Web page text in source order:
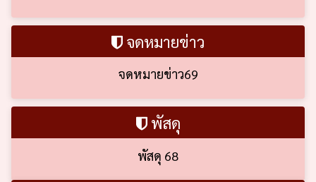
จดหมายข่าว
จดหมายข่าว69
พัสดุ
พัสดุ 68